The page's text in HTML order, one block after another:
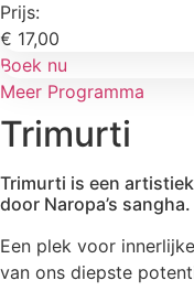
Prijs:
€ 17,00
Boek nu
Meer Programma
Trimurti
Trimurti is een
door Naropa’s sangha.
Een plek voor
van ons diepste